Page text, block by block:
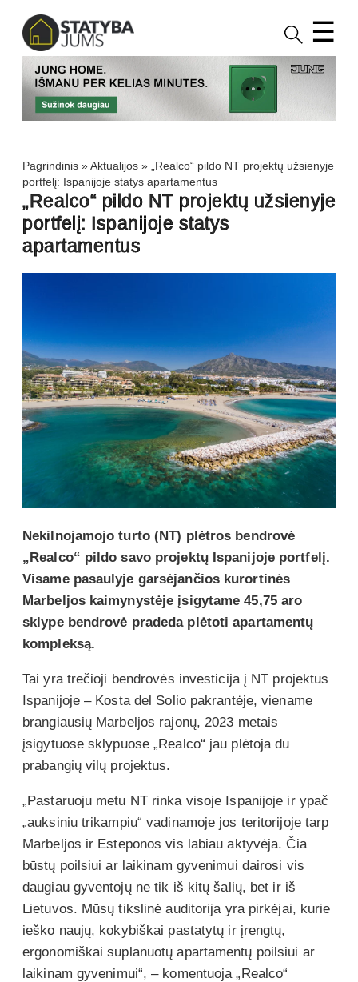
☰
Pagrindinis »Aktualijos » „Realco“ pildo NT projektų užsienyje
portfelį: Ispanijoje statys apartamentus
„Realco“ pildo NT projektų užsienyje
portfelį: Ispanijoje statys
apartamentus
Nekilnojamojo turto (NT) plėtros bendrovė
„Realco“ pildo savo projektų Ispanijoje portfelį.
Visame pasaulyje garsėjančios kurortinės
Marbeljos kaimynystėje įsigytame 45,75 aro
sklype bendrovė pradeda plėtoti apartamentų
kompleksą.
Tai yra trečioji bendrovės investicija į NT projektus
Ispanijoje – Kosta del Solio pakrantėje, viename
brangiausių Marbeljos rajonų, 2023 metais
įsigytuose sklypuose „Realco“ jau plėtoja du
prabangių vilų projektus.
„Pastaruoju metu NT rinka visoje Ispanijoje ir ypač
„auksiniu trikampiu“ vadinamoje jos teritorijoje tarp
Marbeljos ir Esteponos vis labiau aktyvėja. Čia
būstų poilsiui ar laikinam gyvenimui dairosi vis
daugiau gyventojų ne tik iš kitų šalių, bet ir iš
Lietuvos. Mūsų tikslinė auditorija yra pirkėjai, kurie
ieško naujų, kokybiškai pastatytų ir įrengtų,
ergonomiškai suplanuotų apartamentų poilsiui ar
laikinam gyvenimui“, – komentuoja „Realco“